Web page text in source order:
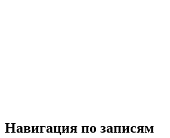
Навигация по записям